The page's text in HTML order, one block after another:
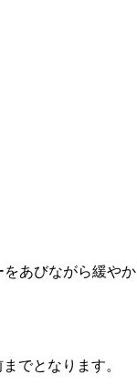
あびながら緩や
でとなります。